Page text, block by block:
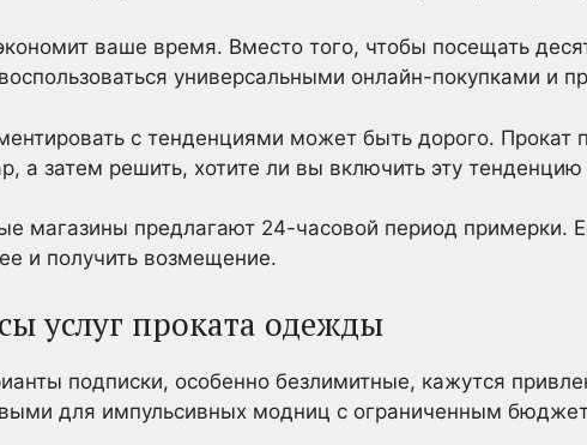
ваше время. Вместо того, чтобы посещать
универсальными онлайн-покупками и
с тенденциями может быть дорого. Прокат
а затем решить, хотите ли вы включить эту
магазины предлагают 24-часовой период примерки.
и получить возмещение.
услуг проката одежды
подписки, особенно безлимитные, кажутся
для импульсивных модниц с ограниченным